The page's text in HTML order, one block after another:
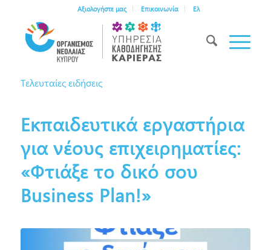
Αξιολογήστε μας Επικοινωνία Ελ
Τελευταίες ειδήσεις
Εκπαιδευτικά εργαστήρια
για νέους επιχειρηματίες:
«Φτιάξε το δικό σου
Business Plan!»